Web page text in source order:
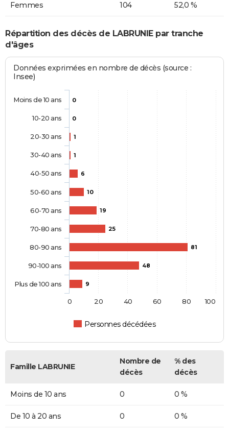
Femmes 104 52,0 %
Répartition des décès de LABRUNIE par tranche
d'âges
Données exprimées en nombre de décès (source :
Insee)
0
0
1
1
6
10
19
25
81
48
9
Personnes décédées
Moins de 10 ans
10-20 ans
20-30 ans
30-40 ans
40-50 ans
50-60 ans
60-70 ans
70-80 ans
80-90 ans
90-100 ans
Plus de 100 ans
0 20 40 60 80 100
Famille LABRUNIE
Nombre de
décès
% des
décès
Moins de 10 ans 0 0 %
De 10 à 20 ans 0 0 %